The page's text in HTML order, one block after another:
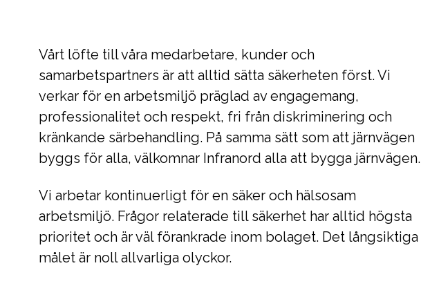
Vårt löfte till våra medarbetare, kunder och
samarbetspartners är att alltid sätta säkerheten först. Vi
verkar för en arbetsmiljö präglad av engagemang,
professionalitet och respekt, fri från diskriminering och
kränkande särbehandling. På samma sätt som att järnvägen
byggs för alla, välkomnar Infranord alla att bygga järnvägen.
Vi arbetar kontinuerligt för en säker och hälsosam
arbetsmiljö. Frågor relaterade till säkerhet har alltid högsta
prioritet och är väl förankrade inom bolaget. Det långsiktiga
målet är noll allvarliga olyckor.